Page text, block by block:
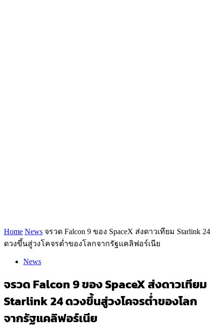
Home News จรวด Falcon 9 ของ SpaceX ส่งดาวเทียม Starlink 24
ดวงขึ้นสู่วงโคจรต่ำของโลกจากรัฐแคลิฟอร์เนีย
News
จรวด Falcon 9 ของ SpaceX ส่งดาวเทียม
Starlink 24 ดวงขึ้นสู่วงโคจรต่ำของโลก
จากรัฐแคลิฟอร์เนีย